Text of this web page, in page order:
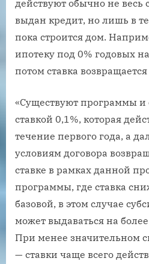
действуют обычно не весь
выдан кредит, но лишь в
пока строится дом.
ипотеку под 0% годовых
потом ставка
«Существуют программы
ставкой 0,1%, которая
течение первого года, а
условиям договора
ставке в рамках данной
программы, где ставка
базовой, в этом случае
может выдаваться на
При менее значительном
— ставки чаще всего